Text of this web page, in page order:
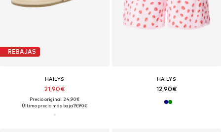
REBAJAS
HAILYS
21,90€
Precio original: 24,90€
Último precio más bajo:19,90€
HAILYS
12,90€